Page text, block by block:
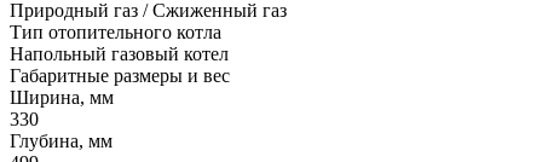
Природный газ / Сжиженный газ
Тип отопительного котла
Напольный газовый котел
Габаритные размеры и вес
Ширина, мм
330
Глубина, мм